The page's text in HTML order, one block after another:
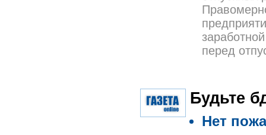
перед
Будьте
Нет